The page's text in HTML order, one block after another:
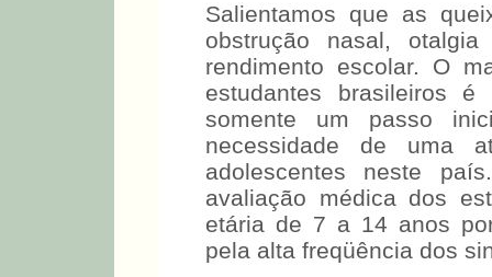
Salientamos que as
obstrução nasal,
rendimento escolar. O
estudantes brasileiros
somente um passo
necessidade de uma
adolescentes neste
avaliação médica dos
etária de 7 a 14 anos
pela alta freqüência dos